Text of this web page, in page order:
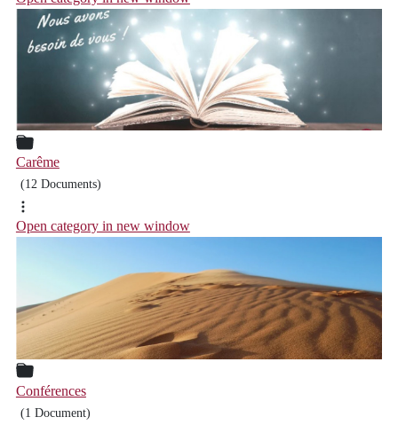
Carême
(12 Documents)
Open category in new window
Conférences
(1 Document)